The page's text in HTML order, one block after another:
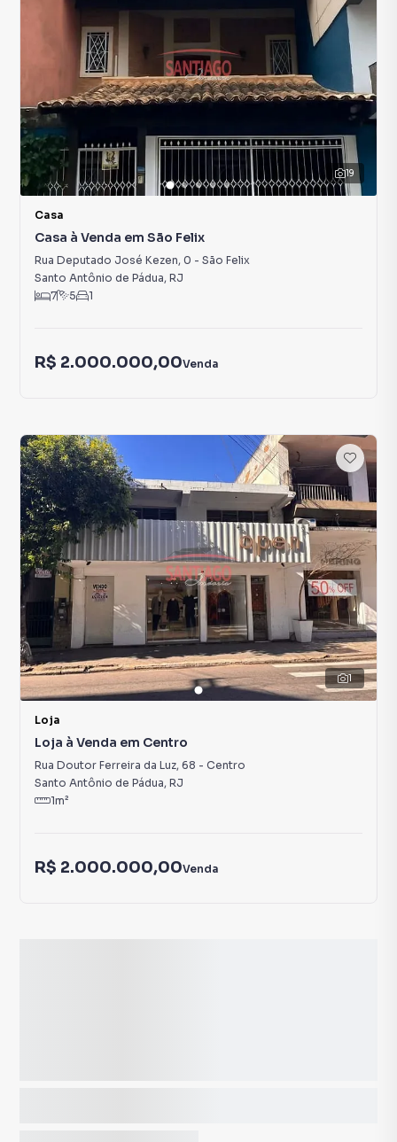
19
Casa
Casa à Venda em São Felix
Rua Deputado José Kezen, 0 - São Felix
Santo Antônio de Pádua, RJ
7
5 1
R$ 2.000.000,00Venda
1
Loja
Loja à Venda em Centro
Rua Doutor Ferreira da Luz, 68 - Centro
Santo Antônio de Pádua, RJ
1m²
R$ 2.000.000,00Venda